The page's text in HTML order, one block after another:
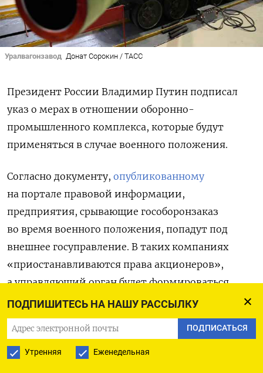
ПОДПИШИТЕСЬ НА НАШУ РАССЫЛКУ
ПОДПИСАТЬСЯ
Утренняя Еженедельная
Уралвагонзавод Донат Сорокин / ТАСС
Президент России Владимир Путин подписал
указ о мерах в отношении оборонно-
промышленного комплекса, которые будут
применяться в случае военного положения.
Согласно документу, опубликованному
на портале правовой информации,
предприятия, срывающие гособоронзаказ
во время военного положения, попадут под
внешнее госуправление. В таких компаниях
«приостанавливаются права акционеров»,
а управляющий орган будет формироваться
Минпромторгом, говорится в указе.
Также Путин поручил правительству образовать
«рабочую группу по вопросам деятельности